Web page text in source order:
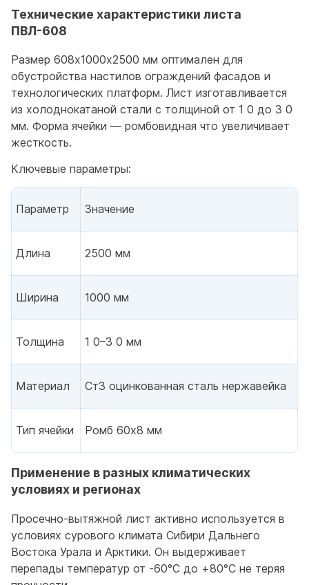
Технические характеристики листа
ПВЛ-608
Размер 608х1000х2500 мм оптимален для
обустройства настилов ограждений фасадов и
технологических платформ. Лист изготавливается
из холоднокатаной стали с толщиной от 1 0 до 3 0
мм. Форма ячейки — ромбовидная что увеличивает
жесткость.
Ключевые параметры:
Параметр Значение
Длина 2500 мм
Ширина 1000 мм
Толщина 1 0–3 0 мм
Материал Ст3 оцинкованная сталь нержавейка
Тип ячейки Ромб 60x8 мм
Применение в разных климатических
условиях и регионах
Просечно-вытяжной лист активно используется в
условиях сурового климата Сибири Дальнего
Востока Урала и Арктики. Он выдерживает
перепады температур от -60°C до +80°C не теряя